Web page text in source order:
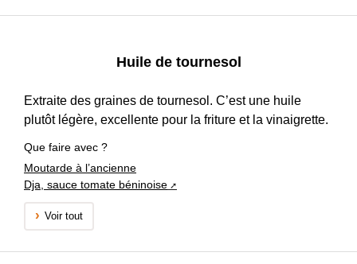
Huile de tournesol
Extraite des graines de tournesol. C’est une huile
plutôt légère, excellente pour la friture et la vinaigrette.
Que faire avec ?
Moutarde à l’ancienne
Dja, sauce tomate béninoise
Voir tout